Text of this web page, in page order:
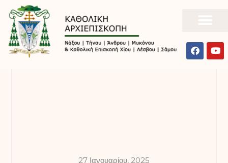
27 Ιανουαρίου, 2025